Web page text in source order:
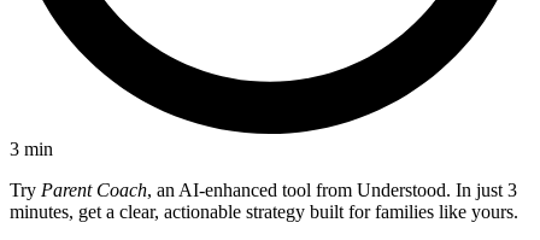
3 min
Try Parent Coach, an AI-enhanced tool from Understood. In just 3
minutes, get a clear, actionable strategy built for families like yours.